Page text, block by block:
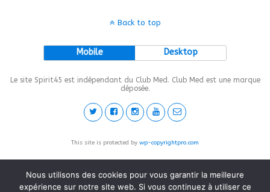
Back to top
Mobile Desktop
Le site Spirit45 est indépendant du Club Med. Club Med est une marque
déposée.
This site is protected by wp-copyrightpro.com
Nous utilisons des cookies pour vous garantir la meilleure
expérience sur notre site web. Si vous continuez à utiliser ce